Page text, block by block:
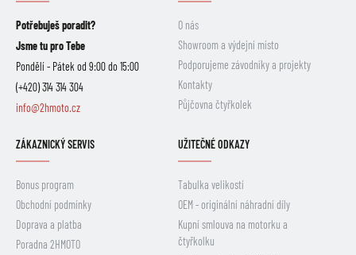
Potřebuješ poradit?
Jsme tu pro Tebe
Pondělí - Pátek od 9:00 do 15:00
(+420) 314 314 304
info@2hmoto.cz
O nás
Showroom a výdejní místo
Podporujeme závodníky a projekty
Kontakty
Půjčovna čtyřkolek
ZÁKAZNICKÝ SERVIS
Bonus program
Obchodní podmínky
Doprava a platba
Poradna 2HMOTO
UŽITEČNÉ ODKAZY
Tabulka velikostí
OEM - originální náhradní díly
Kupní smlouva na motorku a
čtyřkolku